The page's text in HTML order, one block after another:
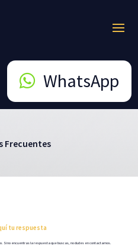
WhatsApp
Frecuentes
tu respuesta
Si no encuentras la respuesta que buscas, no dudes en contactarnos.